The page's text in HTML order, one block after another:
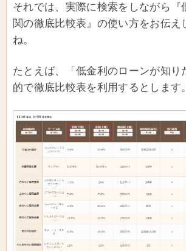
それでは、実際に検索をしながら『
関の徹底比較表』の使い方をお伝え
ね。
たとえば、「低金利のローンが知り
的で徹底比較表を利用するとします。